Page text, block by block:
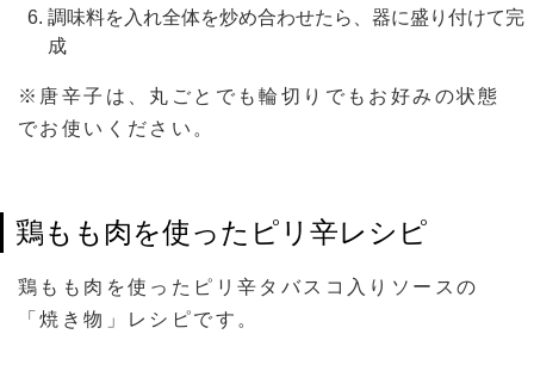
調味料を入れ全体を炒め合わせたら、器に盛り付けて完
成
※唐辛子は、丸ごとでも輪切りでもお好みの状態
でお使いください。
鶏もも肉を使ったピリ辛レシピ
鶏もも肉を使ったピリ辛タバスコ入りソースの
「焼き物」レシピです。